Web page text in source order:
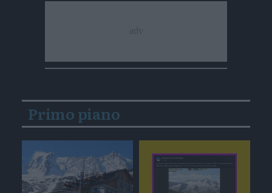
Primo piano